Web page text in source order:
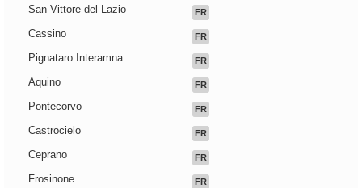
San Vittore del Lazio FR
Cassino FR
Pignataro Interamna FR
Aquino FR
Pontecorvo FR
Castrocielo FR
Ceprano FR
Frosinone FR